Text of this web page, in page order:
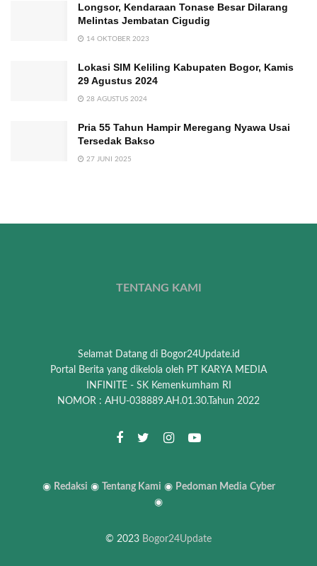
Longsor, Kendaraan Tonase Besar Dilarang
Melintas Jembatan Cigudig
14 OKTOBER 2023
Lokasi SIM Keliling Kabupaten Bogor, Kamis
29 Agustus 2024
28 AGUSTUS 2024
Pria 55 Tahun Hampir Meregang Nyawa Usai
Tersedak Bakso
27 JUNI 2025
TENTANG KAMI
Selamat Datang di Bogor24Update.id
Portal Berita yang dikelola oleh PT KARYA MEDIA
INFINITE - SK Kemenkumham RI
NOMOR : AHU-038889.AH.01.30.Tahun 2022
◉ Redaksi ◉ Tentang Kami ◉ Pedoman Media Cyber
◉
© 2023 Bogor24Update